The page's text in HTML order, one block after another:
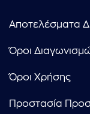
Αποτελέσματα
Όροι
Όροι Χρήσης
Προστασία